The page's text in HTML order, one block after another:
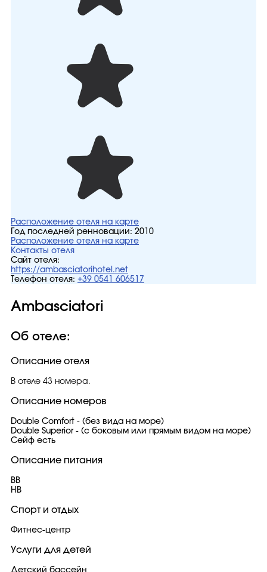
Расположение отеля на карте
Год последней ренновации: 2010
Расположение отеля на карте
Контакты отеля
Сайт отеля:
https://ambasciatorihotel.net
Телефон отеля: +39 0541 606517
Ambasciatori
Об отеле:
Описание отеля
В отеле 43 номера.
Описание номеров
Double Comfort - (без вида на море)
Double Superior - (с боковым или прямым видом на море)
Сейф есть
Описание питания
BB
HB
Спорт и отдых
Фитнес-центр
Услуги для детей
Детский бассейн